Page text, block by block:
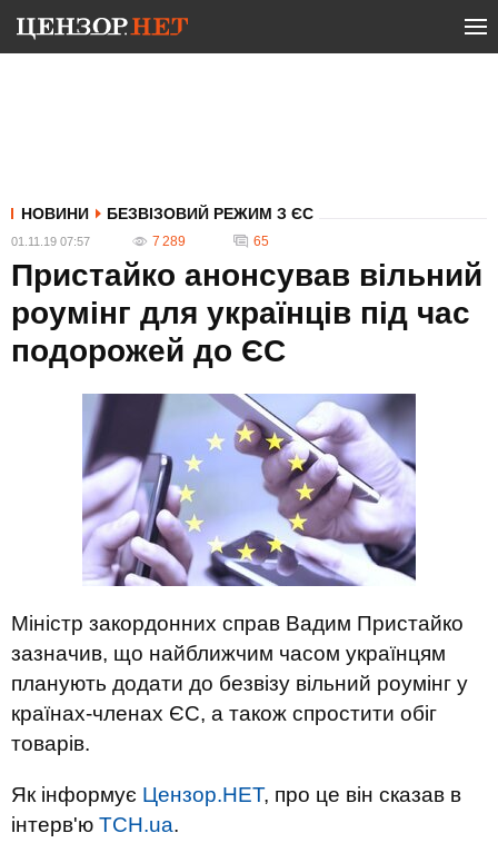
НОВИНИ БЕЗВІЗОВИЙ РЕЖИМ З ЄС
01.11.19 07:57 7 289 65
Пристайко анонсував вільний
роумінг для українців під час
подорожей до ЄС
Міністр закордонних справ Вадим Пристайко
зазначив, що найближчим часом українцям
планують додати до безвізу вільний роумінг у
країнах-членах ЄС, а також спростити обіг
товарів.
Як інформує Цензор.НЕТ, про це він сказав в
інтерв'ю ТСН.ua.